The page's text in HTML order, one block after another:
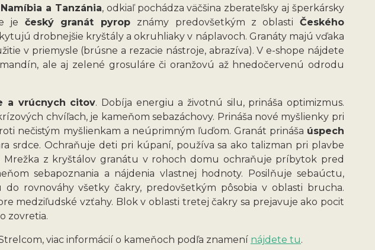
a Tanzánia, odkiaľ pochádza väčšina zberateľsky aj šperkársky
je český granát pyrop známy predovšetkým z oblasti Českého
drobnejšie kryštály a okruhliaky v náplavoch. Granáty majú vďaka
v priemysle (brúsne a rezacie nástroje, abrazíva). V e-shope nájdete
ale aj zelené grosuláre či oranžovú až hnedočervenú odrodu
a vrúcnych citov. Dobíja energiu a životnú silu, prináša optimizmus.
chvíľach, je kameňom sebazáchovy. Prináša nové myšlienky pri
nečistým myšlienkam a neúprimným ľuďom. Granát prináša úspech
srdce. Ochraňuje deti pri kúpaní, používa sa ako talizman pri plavbe
z kryštálov granátu v rohoch domu ochraňuje príbytok pred
sebapoznania a nájdenia vlastnej hodnoty. Posilňuje sebaúctu,
do rovnováhy všetky čakry, predovšetkým pôsobia v oblasti brucha.
medziľudské vzťahy. Blok v oblasti tretej čakry sa prejavuje ako pocit
zovretia.
viac informácií o kameňoch podľa znamení nájdete tu.